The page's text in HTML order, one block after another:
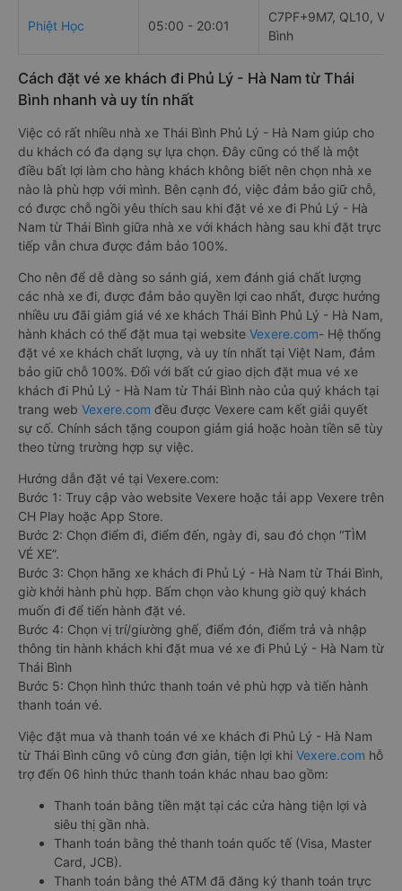
Phiệt Học 05:00 - 20:01
C7PF+9M7, QL10, Vũ
Bình
Cách đặt vé xe khách đi Phủ Lý - Hà Nam từ Thái
Bình nhanh và uy tín nhất
Việc có rất nhiều nhà xe Thái Bình Phủ Lý - Hà Nam giúp cho
du khách có đa dạng sự lựa chọn. Đây cũng có thể là một
điều bất lợi làm cho hàng khách không biết nên chọn nhà xe
nào là phù hợp với mình. Bên cạnh đó, việc đảm bảo giữ chỗ,
có được chỗ ngồi yêu thích sau khi đặt vé xe đi Phủ Lý - Hà
Nam từ Thái Bình giữa nhà xe với khách hàng sau khi đặt trực
tiếp vẫn chưa được đảm bảo 100%.
Cho nên để dễ dàng so sánh giá, xem đánh giá chất lượng
các nhà xe đi, được đảm bảo quyền lợi cao nhất, được hưởng
nhiều ưu đãi giảm giá vé xe khách Thái Bình Phủ Lý - Hà Nam,
hành khách có thể đặt mua tại website Vexere.com- Hệ thống
đặt vé xe khách chất lượng, và uy tín nhất tại Việt Nam, đảm
bảo giữ chỗ 100%. Đối với bất cứ giao dịch đặt mua vé xe
khách đi Phủ Lý - Hà Nam từ Thái Bình nào của quý khách tại
trang web Vexere.com đều được Vexere cam kết giải quyết
sự cố. Chính sách tặng coupon giảm giá hoặc hoàn tiền sẽ tùy
theo từng trường hợp sự việc.
Hướng dẫn đặt vé tại Vexere.com:
Bước 1: Truy cập vào website Vexere hoặc tải app Vexere trên
CH Play hoặc App Store.
Bước 2: Chọn điểm đi, điểm đến, ngày đi, sau đó chọn “TÌM
VÉ XE”.
Bước 3: Chọn hãng xe khách đi Phủ Lý - Hà Nam từ Thái Bình,
giờ khởi hành phù hợp. Bấm chọn vào khung giờ quý khách
muốn đi để tiến hành đặt vé.
Bước 4: Chọn vị trí/giường ghế, điểm đón, điểm trả và nhập
thông tin hành khách khi đặt mua vé xe đi Phủ Lý - Hà Nam từ
Thái Bình
Bước 5: Chọn hình thức thanh toán vé phù hợp và tiến hành
thanh toán vé.
Việc đặt mua và thanh toán vé xe khách đi Phủ Lý - Hà Nam
từ Thái Bình cũng vô cùng đơn giản, tiện lợi khi Vexere.com hỗ
trợ đến 06 hình thức thanh toán khác nhau bao gồm:
Thanh toán bằng tiền mặt tại các cửa hàng tiện lợi và
siêu thị gần nhà.
Thanh toán bằng thẻ thanh toán quốc tế (Visa, Master
Card, JCB).
Thanh toán bằng thẻ ATM đã đăng ký thanh toán trực